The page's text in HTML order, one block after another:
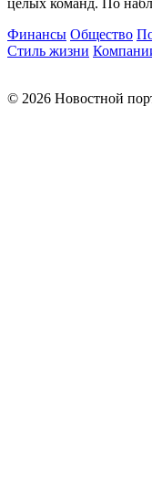
целых команд. По
Финансы Общество
Стиль жизни
© 2026 Новостной